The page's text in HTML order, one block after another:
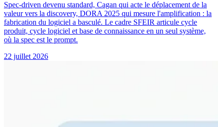
Spec-driven devenu standard, Cagan qui acte le déplacement de la
valeur vers la discovery, DORA 2025 qui mesure l'amplification : la
fabrication du logiciel a basculé. Le cadre SFEIR articule cycle
produit, cycle logiciel et base de connaissance en un seul système,
où la spec est le prompt.
22 juillet 2026